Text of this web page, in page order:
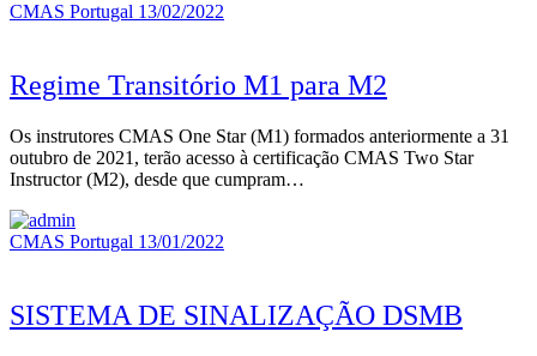
CMAS Portugal 13/02/2022
Regime Transitório M1 para M2
Os instrutores CMAS One Star (M1) formados anteriormente a 31
outubro de 2021, terão acesso à certificação CMAS Two Star
Instructor (M2), desde que cumpram…
CMAS Portugal 13/01/2022
SISTEMA DE SINALIZAÇÃO DSMB